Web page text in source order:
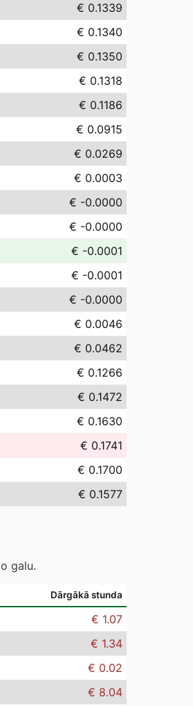
€ 0.1339
€ 0.1340
€ 0.1350
€ 0.1318
€ 0.1186
€ 0.0915
€ 0.0269
€ 0.0003
€ -0.0000
€ -0.0000
€ -0.0001
€ -0.0001
€ -0.0000
€ 0.0046
€ 0.0462
€ 0.1266
€ 0.1472
€ 0.1630
€ 0.1741
€ 0.1700
€ 0.1577
galu.
Dārgākā stunda
€ 1.07
€ 1.34
€ 0.02
€ 8.04